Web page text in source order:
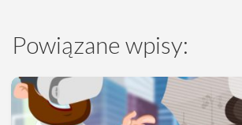
Powiązane wpisy: